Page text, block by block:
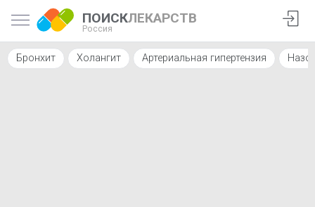
ПОИСКЛЕКАРСТВ
Россия
Бронхит Холангит Артериальная гипертензия